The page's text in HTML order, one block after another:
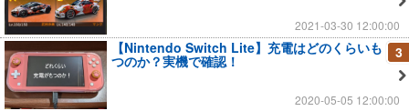
2021-03-30 12:00:00
3
【Nintendo Switch Lite】充電はどのくらいも
つのか？実機で確認！
2020-05-05 12:00:00